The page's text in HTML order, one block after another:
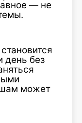
— не
день без
может